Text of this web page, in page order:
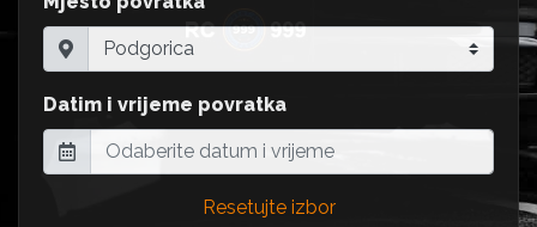
Datim i vrijeme povratka
Resetujte izbor